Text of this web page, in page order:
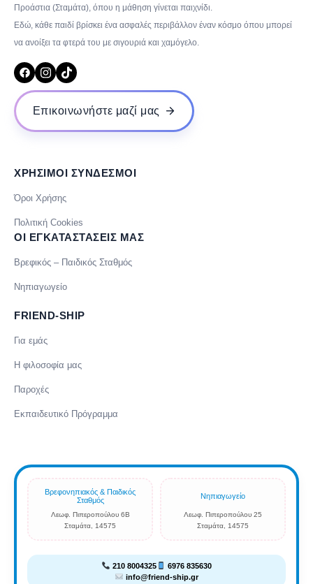
Προάστια (Σταμάτα), όπου η μάθηση γίνεται παιχνίδι.
Εδώ, κάθε παιδί βρίσκει ένα ασφαλές περιβάλλον έναν κόσμο όπου μπορεί
να ανοίξει τα φτερά του με σιγουριά και χαμόγελο.
Επικοινωνήστε μαζί μας
ΧΡΗΣΙΜΟΙ ΣΥΝΔΕΣΜΟΙ
Όροι Χρήσης
Πολιτική Cookies
ΟΙ ΕΓΚΑΤΑΣΤΑΣΕΙΣ ΜΑΣ
Βρεφικός – Παιδικός Σταθμός
Νηπιαγωγείο
FRIEND-SHIP
Για εμάς
Η φιλοσοφία μας
Παροχές
Εκπαιδευτικό Πρόγραμμα
Βρεφονηπιακός & Παιδικός
Σταθμός
Λεωφ. Πιπεροπούλου 6Β
Σταμάτα, 14575
Νηπιαγωγείο
Λεωφ. Πιπεροπούλου 25
Σταμάτα, 14575
210 8004325
6976 835630
info@friend-ship.gr